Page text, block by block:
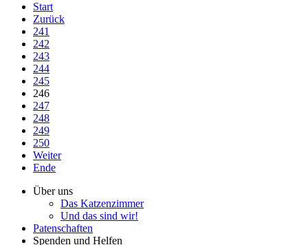
Start
Zurück
241
242
243
244
245
246
247
248
249
250
Weiter
Ende
Über uns
Das Katzenzimmer
Und das sind wir!
Patenschaften
Spenden und Helfen